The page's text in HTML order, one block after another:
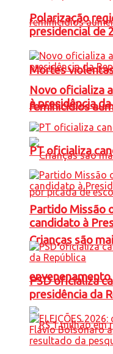
Mortes
feminicídios
Crianças são
Polarização
presidencial de
Novo oficializa
à presidência
PT oficializa
Partido Missão
candidato à
PSD oficializa
presidência da